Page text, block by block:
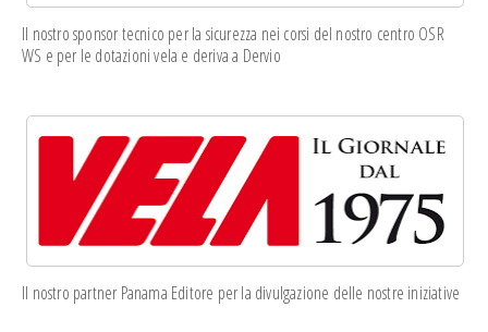
Il nostro sponsor tecnico per la sicurezza nei corsi del nostro centro OSR
WS e per le dotazioni vela e deriva a Dervio
Il nostro partner Panama Editore per la divulgazione delle nostre iniziative